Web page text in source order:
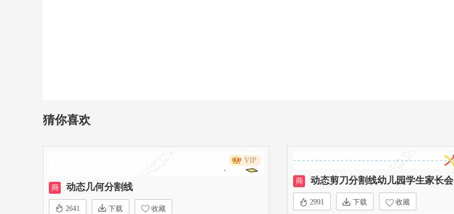
猜你喜欢
VIP
商 动态几何分割线
2641 下载 收藏
商 动态剪刀分割线幼儿园学生家长会
2991 下载 收藏